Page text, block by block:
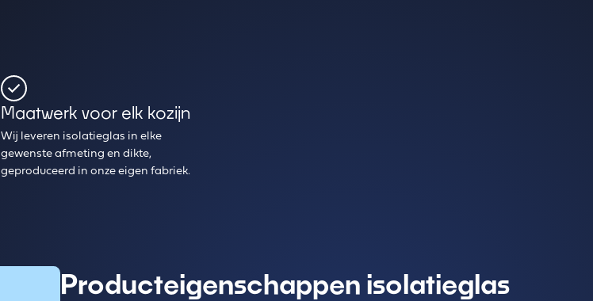
Maatwerk voor elk kozijn
Wij leveren isolatieglas in elke
gewenste afmeting en dikte,
geproduceerd in onze eigen fabriek.
Producteigenschappen isolatieglas